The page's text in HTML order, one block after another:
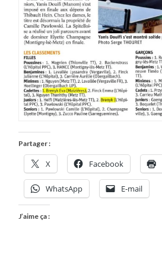
Partager :
X Facebook
WhatsApp E-mail
J’aime ça :